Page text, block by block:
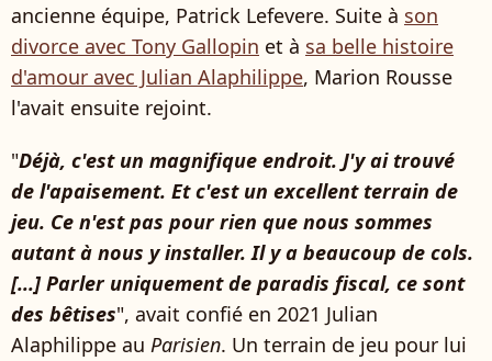
ancienne équipe, Patrick Lefevere. Suite à son
divorce avec Tony Gallopin et à sa belle histoire
d'amour avec Julian Alaphilippe, Marion Rousse
l'avait ensuite rejoint.
"Déjà, c'est un magnifique endroit. J'y ai trouvé
de l'apaisement. Et c'est un excellent terrain de
jeu. Ce n'est pas pour rien que nous sommes
autant à nous y installer. Il y a beaucoup de cols.
[...] Parler uniquement de paradis fiscal, ce sont
des bêtises", avait confié en 2021 Julian
Alaphilippe au Parisien. Un terrain de jeu pour lui